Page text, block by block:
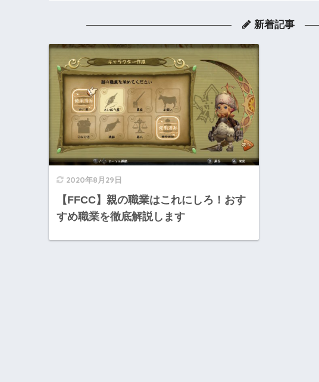
新着記事
2020年8月29日
【FFCC】親の職業はこれにしろ！おす
すめ職業を徹底解説します